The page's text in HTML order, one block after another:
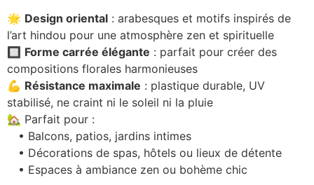
🌟 Design oriental : arabesques et motifs inspirés de
l’art hindou pour une atmosphère zen et spirituelle
🔲 Forme carrée élégante : parfait pour créer des
compositions florales harmonieuses
💪 Résistance maximale : plastique durable, UV
stabilisé, ne craint ni le soleil ni la pluie
🏡 Parfait pour :
• Balcons, patios, jardins intimes
• Décorations de spas, hôtels ou lieux de détente
• Espaces à ambiance zen ou bohème chic